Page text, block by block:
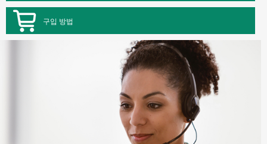
구입 방법